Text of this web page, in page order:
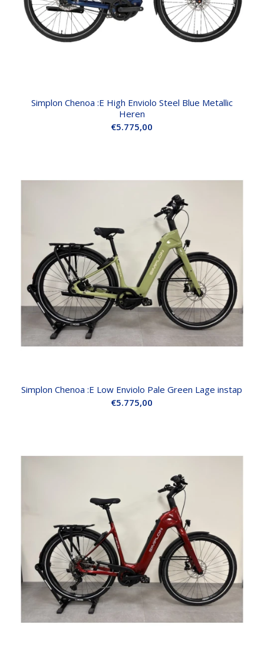
Simplon Chenoa :E High Enviolo Steel Blue Metallic
Heren
€5.775,00
Simplon Chenoa :E Low Enviolo Pale Green Lage instap
€5.775,00